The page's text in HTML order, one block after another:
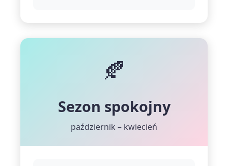
🍂
Sezon spokojny
październik – kwiecień